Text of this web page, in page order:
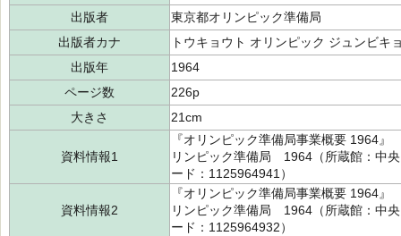
出版者
東京都オリンピック準備局
出版者カナ
トウキョウト オリンピック ジュンビキ
出版年
1964
ページ数
226p
大きさ
21cm
資料情報1
『オリンピック準備局事業概要 1964
リンピック準備局 1964（所蔵館：
ード：1125964941）
資料情報2
『オリンピック準備局事業概要 1964
リンピック準備局 1964（所蔵館：
ード：1125964932）